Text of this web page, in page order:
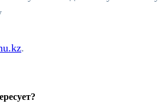
.